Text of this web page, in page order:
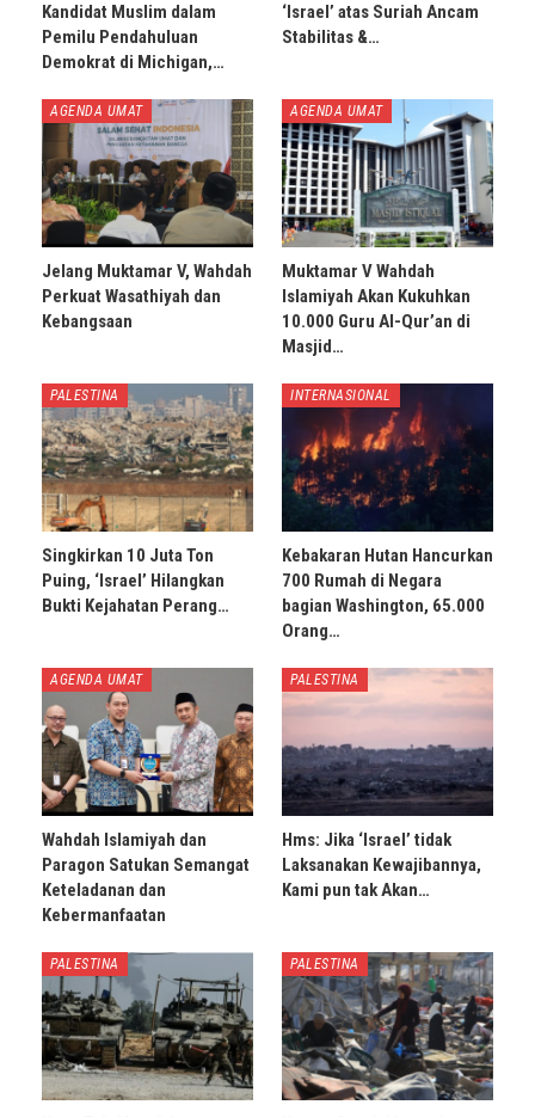
Kandidat Muslim dalam
Pemilu Pendahuluan
Demokrat di Michigan,…
‘Israel’ atas Suriah Ancam
Stabilitas &…
AGENDA UMAT
Jelang Muktamar V, Wahdah
Perkuat Wasathiyah dan
Kebangsaan
AGENDA UMAT
Muktamar V Wahdah
Islamiyah Akan Kukuhkan
10.000 Guru Al-Qur’an di
Masjid…
PALESTINA
Singkirkan 10 Juta Ton
Puing, ‘Israel’ Hilangkan
Bukti Kejahatan Perang…
INTERNASIONAL
Kebakaran Hutan Hancurkan
700 Rumah di Negara
bagian Washington, 65.000
Orang…
AGENDA UMAT
Wahdah Islamiyah dan
Paragon Satukan Semangat
Keteladanan dan
Kebermanfaatan
PALESTINA
Hms: Jika ‘Israel’ tidak
Laksanakan Kewajibannya,
Kami pun tak Akan…
PALESTINA PALESTINA